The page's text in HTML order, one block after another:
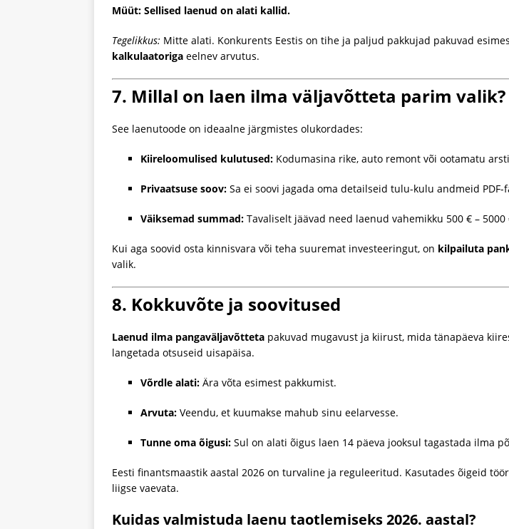
Müüt: Sellised laenud on alati kallid.
Tegelikkus: Mitte alati. Konkurents Eestis on tihe ja paljud pakkujad pakuvad
kalkulaatoriga eelnev arvutus.
7. Millal on laen ilma väljavõtteta parim valik?
See laenutoode on ideaalne järgmistes olukordades:
Kiireloomulised kulutused: Kodumasina rike, auto remont või ootamatu
Privaatsuse soov: Sa ei soovi jagada oma detailseid tulu-kulu andmeid
Väiksemad summad: Tavaliselt jäävad need laenud vahemikku 500 € – 5000
Kui aga soovid osta kinnisvara või teha suuremat investeeringut, on kilpailuta
valik.
8. Kokkuvõte ja soovitused
Laenud ilma pangaväljavõtteta pakuvad mugavust ja kiirust, mida tänapäeva
langetada otsuseid uisapäisa.
Võrdle alati: Ära võta esimest pakkumist.
Arvuta: Veendu, et kuumakse mahub sinu eelarvesse.
Tunne oma õigusi: Sul on alati õigus laen 14 päeva jooksul tagastada ilma
Eesti finantsmaastik aastal 2026 on turvaline ja reguleeritud. Kasutades õigeid
liigse vaevata.
Kuidas valmistuda laenu taotlemiseks 2026. aastal?